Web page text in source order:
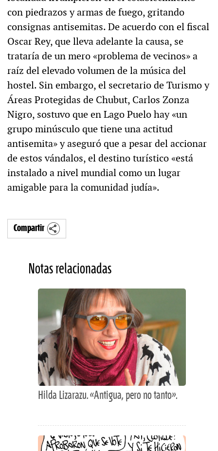
con piedrazos y armas de fuego, gritando
consignas antisemitas. De acuerdo con el fiscal
Oscar Rey, que lleva adelante la causa, se
trataría de un mero «problema de vecinos» a
raíz del elevado volumen de la música del
hostel. Sin embargo, el secretario de Turismo y
Áreas Protegidas de Chubut, Carlos Zonza
Nigro, sostuvo que en Lago Puelo hay «un
grupo minúsculo que tiene una actitud
antisemita» y aseguró que a pesar del accionar
de estos vándalos, el destino turístico «está
instalado a nivel mundial como un lugar
amigable para la comunidad judía».
Compartir
Notas relacionadas
Hilda Lizarazu. «Antigua, pero no tanto».